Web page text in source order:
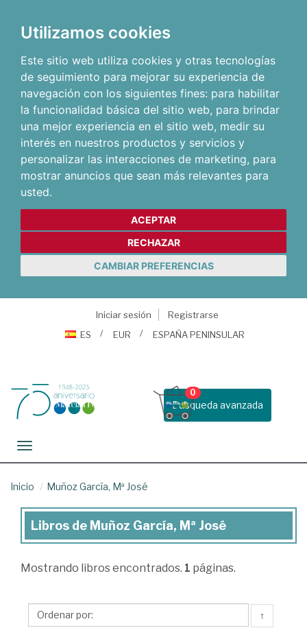
Utilizamos cookies
Este sitio web utiliza cookies y otras tecnologías
de seguimiento para mejorar su experiencia de
navegación con los siguientes fines: para habilitar
la funcionalidad básica del sitio web, para brindar
una mejor experiencia en el sitio web, medir su
interés en nuestros productos y servicios y
personalizar las interacciones de marketing, para
mostrar anuncios que sean más relevantes para
usted.
ACEPTAR
RECHAZAR
CAMBIAR PREFERENCIAS
Iniciar sesión
Registrarse
ES
EUR ESPAÑA PENINSULAR
Busqueda avanzada
0
Toggle navigation
Inicio Muñoz García, Mª José
Libros
Muñoz
Mª
Libros de Muñoz García, Mª José
Mostrando libros encontrados. 1 páginas.
↑